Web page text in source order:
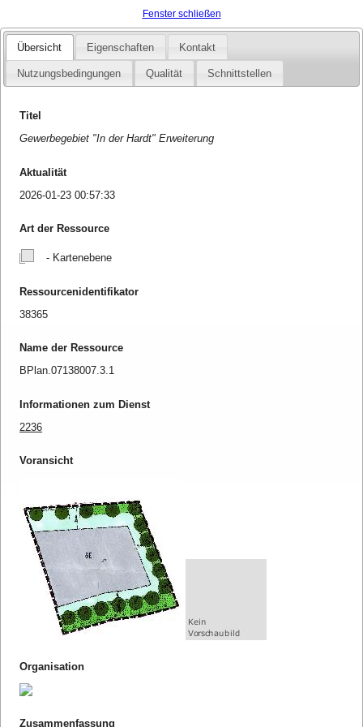
Fenster schließen
Übersicht Eigenschaften Kontakt
Nutzungsbedingungen Qualität Schnittstellen
Titel
Gewerbegebiet "In der Hardt" Erweiterung
Aktualität
2026-01-23 00:57:33
Art der Ressource
- Kartenebene
Ressourcenidentifikator
38365
Name der Ressource
BPlan.07138007.3.1
Informationen zum Dienst
2236
Voransicht
Organisation
Zusammenfassung